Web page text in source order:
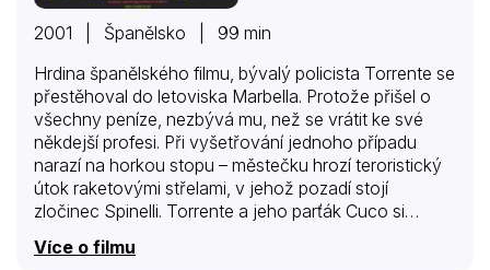
2001 | Španělsko | 99 min
Hrdina španělského filmu, bývalý policista Torrente se
přestěhoval do letoviska Marbella. Protože přišel o
všechny peníze, nezbývá mu, než se vrátit ke své
někdejší profesi. Při vyšetřování jednoho případu
narazí na horkou stopu – městečku hrozí teroristický
útok raketovými střelami, v jehož pozadí stojí
zločinec Spinelli. Torrente a jeho parťák Cuco si
musejí pospíšit, než bude pozdě. Film natočil režisér a
představitel titulní postavy Santiago Segura.
Více o filmu